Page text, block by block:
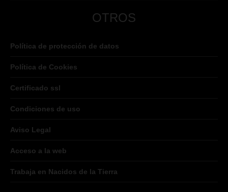
OTROS
Política de protección de datos
Política de Cookies
Certificado ssl
Condiciones de uso
Aviso Legal
Acceso a la web
Trabaja en Nacidos de la Tierra